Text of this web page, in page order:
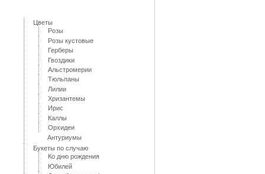
Цветы
Розы
Розы кустовые
Герберы
Гвоздики
Альстромерии
Тюльпаны
Лилии
Хризантемы
Ирис
Каллы
Орхидеи
Антуриумы
Букеты по случаю
Ко дню рождения
Юбилей